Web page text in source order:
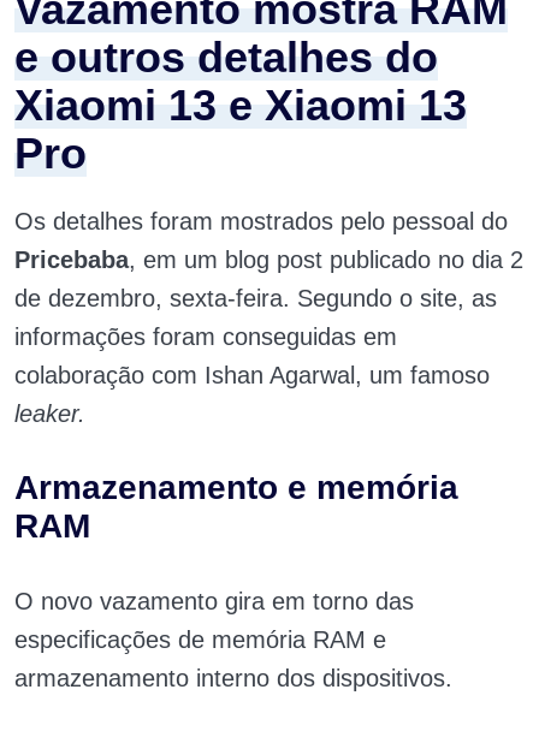
e outros detalhes do
Xiaomi 13 e Xiaomi 13
Pro
Os detalhes foram mostrados pelo pessoal do
Pricebaba, em um blog post publicado no dia 2
de dezembro, sexta-feira. Segundo o site, as
informações foram conseguidas em
colaboração com Ishan Agarwal, um famoso
leaker.
Armazenamento e memória
RAM
O novo vazamento gira em torno das
especificações de memória RAM e
armazenamento interno dos dispositivos.